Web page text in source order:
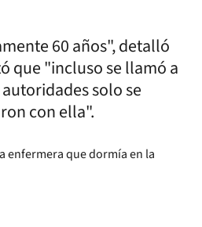
60 años", detalló
que "incluso se llamó a
solo se
con ella".